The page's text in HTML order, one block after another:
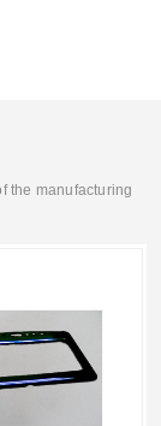
the manufacturing